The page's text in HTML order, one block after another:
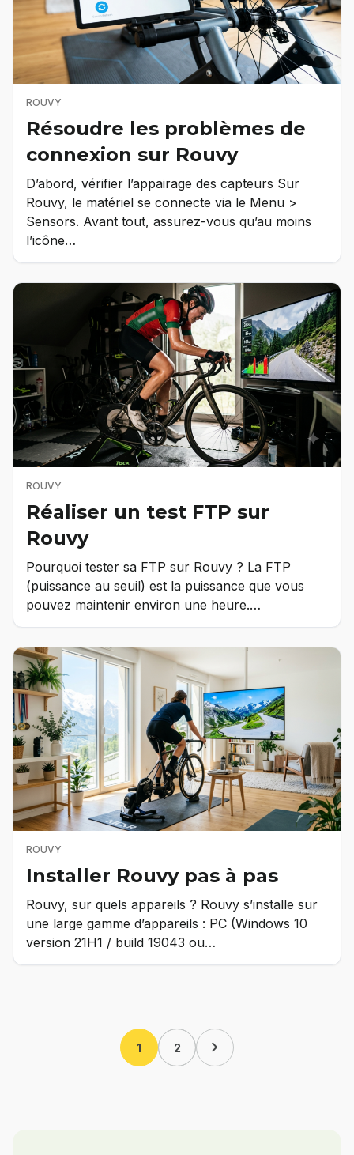
ROUVY
Résoudre les problèmes de
connexion sur Rouvy
D’abord, vérifier l’appairage des capteurs Sur
Rouvy, le matériel se connecte via le Menu >
Sensors. Avant tout, assurez-vous qu’au moins
l’icône…
ROUVY
Réaliser un test FTP sur
Rouvy
Pourquoi tester sa FTP sur Rouvy ? La FTP
(puissance au seuil) est la puissance que vous
pouvez maintenir environ une heure.…
ROUVY
Installer Rouvy pas à pas
Rouvy, sur quels appareils ? Rouvy s’installe sur
une large gamme d’appareils : PC (Windows 10
version 21H1 / build 19043 ou…
1 2 chevron_right